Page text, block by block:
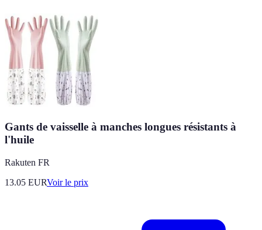
Gants de vaisselle à manches longues résistants à
l'huile
Rakuten FR
13.05 EURVoir le prix